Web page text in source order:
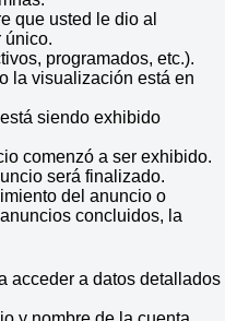
que usted le dio al
único.
programados, etc.).
la visualización está en
siendo exhibido
comenzó a ser exhibido.
será finalizado.
del anuncio o
concluidos, la
acceder a datos detallados